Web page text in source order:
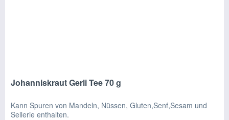
Johanniskraut Gerli Tee 70 g
Kann Spuren von Mandeln, Nüssen, Gluten,Senf,Sesam und
Sellerie enthalten.